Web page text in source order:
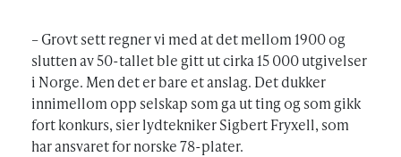
– Grovt sett regner vi med at det mellom 1900 og
slutten av 50-tallet ble gitt ut cirka 15 000 utgivelser
i Norge. Men det er bare et anslag. Det dukker
innimellom opp selskap som ga ut ting og som gikk
fort konkurs, sier lydtekniker Sigbert Fryxell, som
har ansvaret for norske 78-plater.